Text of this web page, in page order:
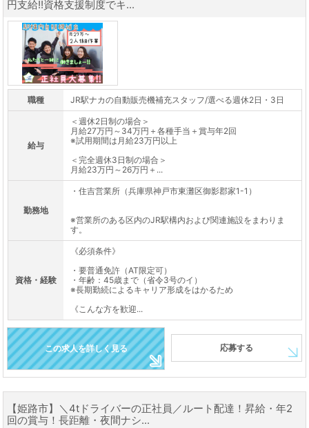
円支給!!資格支援制度でキ...
職種 JR駅ナカの自動販売機補充スタッフ/選べる週休2日・3日
給与
＜週休2日制の場合＞
月給27万円～34万円＋各種手当＋賞与年2回
※試用期間は月給23万円以上
＜完全週休3日制の場合＞
月給23万円～26万円＋...
勤務地
・住吉営業所（兵庫県神戸市東灘区御影郡家1-1）
※営業所のある区内のJR駅構内および関連施設をまわりま
す。
資格・経験
《必須条件》
・要普通免許（AT限定可）
・年齢：45歳まで（省令3号のイ）
※長期勤続によるキャリア形成をはかるため
《こんな方を歓迎...
この求人を詳しく見る 応募する
【姫路市】＼4tドライバーの正社員／ルート配達！昇給・年2
回の賞与！長距離・夜間ナシ...